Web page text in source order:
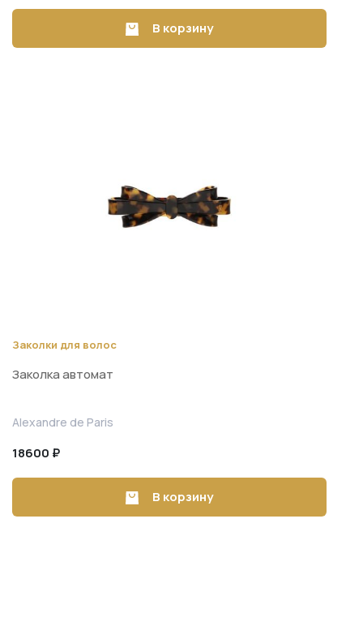
В корзину
Заколки для волос
Заколка автомат
Alexandre de Paris
18600 ₽
В корзину